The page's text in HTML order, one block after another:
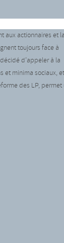
aux actionnaires et la
toujours face à
d’appeler à la
et minima sociaux, et
des LP, permet